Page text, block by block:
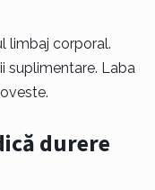
limbaj corporal.
suplimentare. Laba
durere